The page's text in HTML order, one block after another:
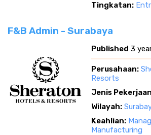
Tingkatan:
F&B Admin - Surabaya
Published 3
Perusahaan:
Resorts
Jenis
Wilayah:
Keahlian:
Manufacturing